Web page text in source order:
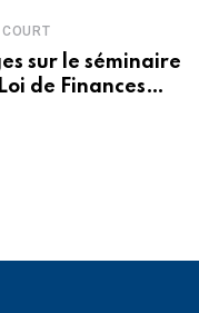
sur le séminaire
de Finances